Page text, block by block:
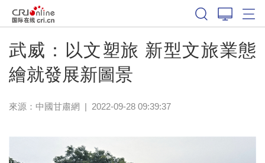
武威：以文塑旅 新型文旅業態
繪就發展新圖景
來源： 中國甘肅網 | 2022-09-28 09:39:37